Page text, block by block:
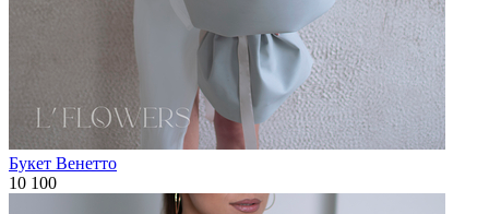
Букет Венетто
10 100